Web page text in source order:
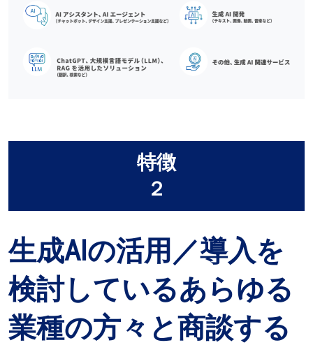
特徴
２
生成AIの活用／導入を
検討しているあらゆる
業種の方々と商談する